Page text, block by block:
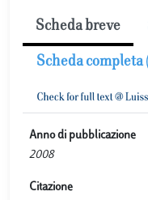
Scheda breve
Scheda completa
Anno di pubblicazione
2008
Citazione